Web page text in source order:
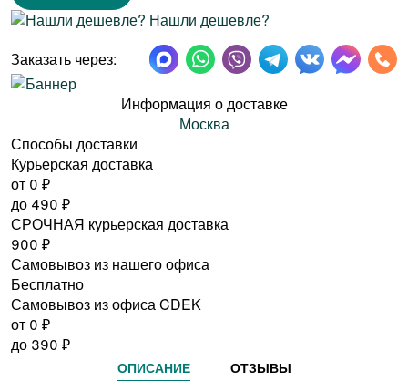
Нашли дешевле?
Заказать через:
Информация о доставке
Москва
Способы доставки
Курьерская доставка
от 0 ₽
до 490 ₽
СРОЧНАЯ курьерская доставка
900 ₽
Самовывоз из нашего офиса
Бесплатно
Самовывоз из офиса CDEK
от 0 ₽
до 390 ₽
ОПИСАНИЕ ОТЗЫВЫ